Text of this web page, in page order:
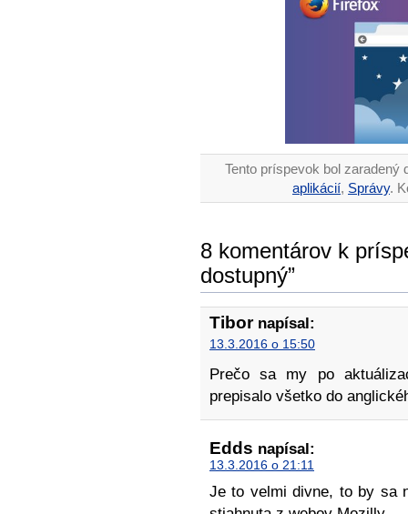
Tento príspevok bol zaradený
aplikácií, Správy.
8 komentárov k
dostupný”
Tibornapísal:
13.3.2016 o 15:50
Prečo sa my po
prepisalo všetko do
Edds napísal:
13.3.2016 o 21:11
Je to velmi divne, to by sa